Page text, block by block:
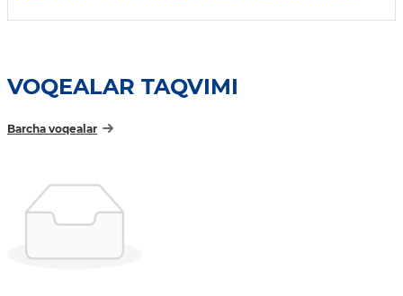
VOQEALAR TAQVIMI
Barcha voqealar